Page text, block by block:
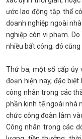
ước lao động tập thể
doanh nghiệp ngoài
nghiệp còn vi phạm.
nhiều bất công; đó
Thứ ba, một số cấp ủy
đoạn hiện nay, đặc
công nhân trong các
phần kinh tế ngoài nhà
chức công đoàn lâm
Công nhân trong các